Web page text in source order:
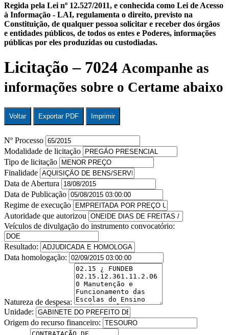
Regida pela Lei nº 12.527/2011, e conhecida como Lei de Acesso
à Informação - LAI, regulamenta o direito, previsto na
Constituição, de qualquer pessoa solicitar e receber dos órgãos
e entidades públicos, de todos os entes e Poderes, informações
públicas por eles produzidas ou custodiadas.
Licitação – 7024 Acompanhe as
informações sobre o Certame abaixo
Voltar Exportar PDF Imprimir
Nº Processo
Modalidade de licitação
Tipo de licitação
Finalidade
Data de Abertura
Data de Publicação
Regime de execução
Autoridade que autorizou
Veículos de divulgação do instrumento convocatório:
Resultado:
Data homologação:
Natureza de despesa:
Unidade:
Origem do recurso financeiro: